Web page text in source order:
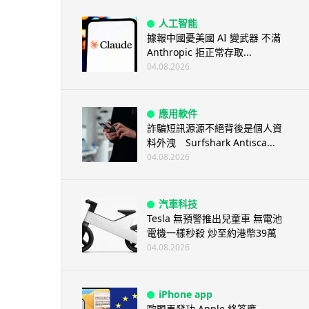
人工智能
據報中國憂美國 AI 變武器 不滿
Anthropic 拒正常存取...
04.08.2026
應用軟件
詐騙短訊源源不絕背後是個人資
料外洩 Surfshark Antisca...
04.08.2026
汽車科技
Tesla 無預警推出兒童車 無電池
電機一樣秒殺 炒至約港幣39萬
04.08.2026
iPhone app